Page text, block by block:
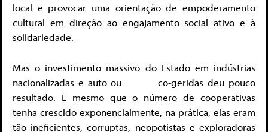
local e provocar uma orientação de empoderamento
cultural em direção ao engajamento social ativo e à
solidariedade.
Mas o investimento massivo do Estado em indústrias
nacionalizadas e auto ou co-geridas deu pouco
resultado. E mesmo que o número de cooperativas
tenha crescido exponencialmente, na prática, elas eram
tão ineficientes, corruptas, neopotistas e exploradoras